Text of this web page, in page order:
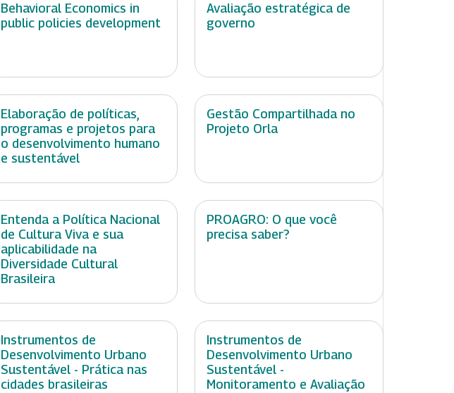
Behavioral Economics in
public policies development
Avaliação estratégica de
governo
Elaboração de políticas,
programas e projetos para
o desenvolvimento humano
e sustentável
Gestão Compartilhada no
Projeto Orla
Entenda a Política Nacional
de Cultura Viva e sua
aplicabilidade na
Diversidade Cultural
Brasileira
PROAGRO: O que você
precisa saber?
Instrumentos de
Desenvolvimento Urbano
Sustentável - Prática nas
cidades brasileiras
Instrumentos de
Desenvolvimento Urbano
Sustentável -
Monitoramento e Avaliação